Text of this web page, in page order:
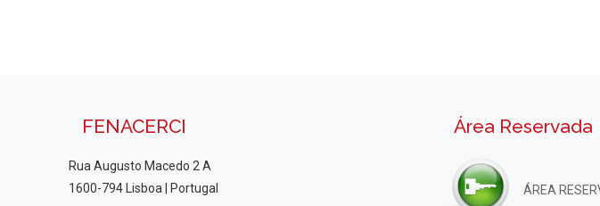
FENACERCI
Rua Augusto Macedo 2 A
1600-794 Lisboa | Portugal
Área Reservada
ÁREA